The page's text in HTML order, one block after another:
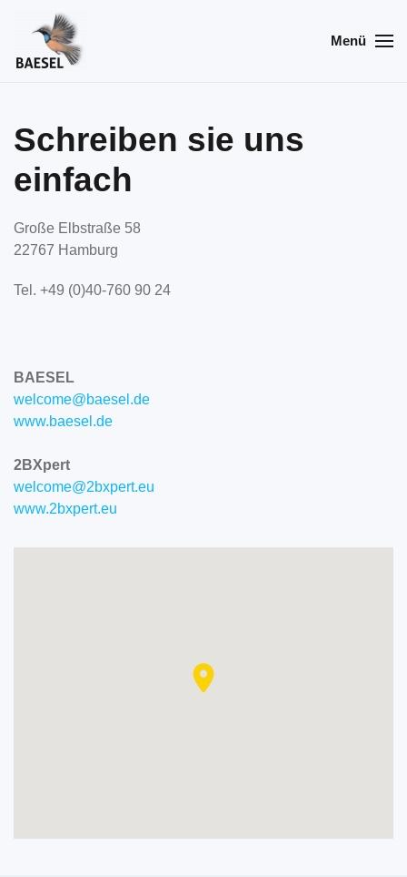
Skip
to
Menü
Schreiben sie uns
einfach
Große Elbstraße 58
22767 Hamburg
Tel. +49 (0)40-760 90 24
BAESEL
welcome@baesel.de
www.baesel.de
2BXpert
welcome@2bxpert.eu
www.2bxpert.eu